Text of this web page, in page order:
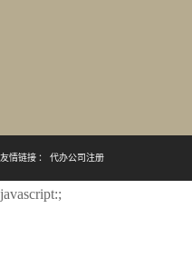
友情链接 ： 代办公司注册
javascript:;